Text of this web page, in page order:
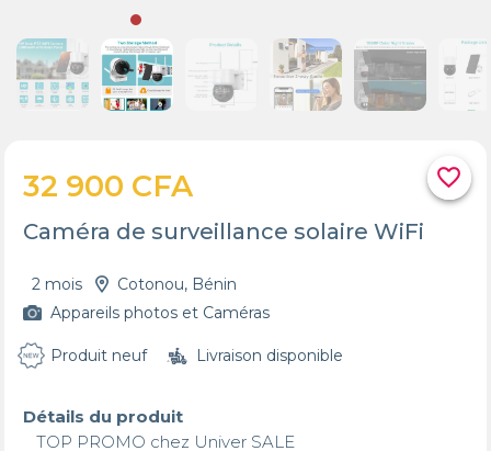
favorite_border
32 900 CFA
Caméra de surveillance solaire WiFi
2 mois
Cotonou, Bénin
Appareils photos et Caméras
Produit neuf Livraison disponible
Détails du produit